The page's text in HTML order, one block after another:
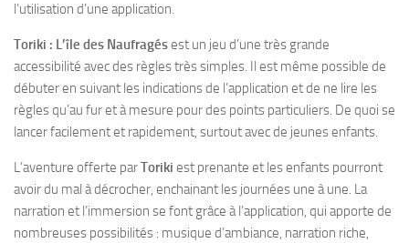
l’utilisation d’une application.
Toriki : L’île des Naufragésest un jeu d’une très grande
accessibilité avec des règles très simples. Il est même possible de
débuter en suivant les indications de l’application et de ne lire les
règles qu’au fur et à mesure pour des points particuliers. De quoi se
lancer facilement et rapidement, surtout avec de jeunes enfants.
L’aventure offerte parToriki est prenante et les enfants pourront
avoir du mal à décrocher, enchainant les journées une à une. La
narration et l’immersion se font grâce à l’application, qui apporte de
nombreuses possibilités : musique d’ambiance, narration riche,